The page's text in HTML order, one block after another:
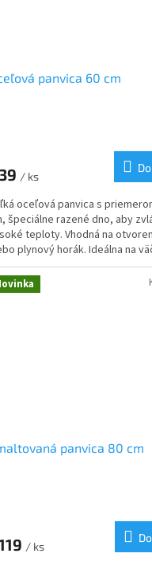
panvica 60 cm
/ ks
oceľová panvica s
špeciálne razené dno, aby
teploty. Vhodná na
plynový horák. Ideálna na
udalosti, rodinné akcie,
stánku. Vhodná na
panvica 80 cm
/ ks